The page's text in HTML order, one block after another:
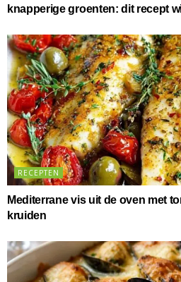
knapperige groenten: dit recept
RECEPTEN
Mediterrane vis uit de oven met
kruiden